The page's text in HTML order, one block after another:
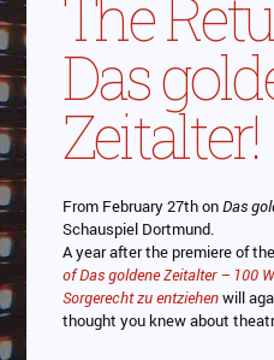
The
Das
Zeitalter!
From February 27th onDas
Schauspiel Dortmund.
A year after the premiere of
of Das goldene Zeitalter – 100
Sorgerecht zu entziehenwill
thought you knew about